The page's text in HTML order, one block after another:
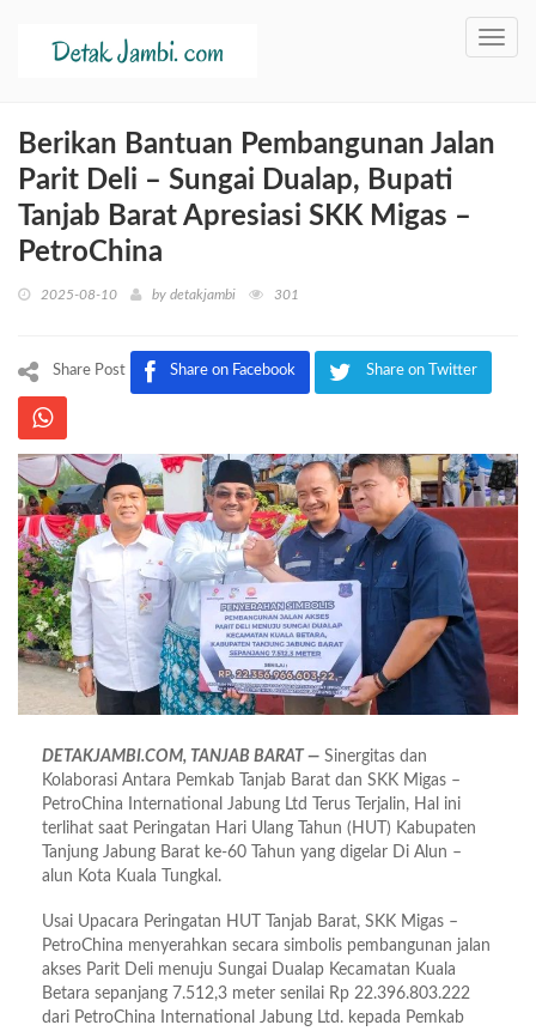
Berikan Bantuan Pembangunan Jalan
Parit Deli – Sungai Dualap, Bupati
Tanjab Barat Apresiasi SKK Migas –
PetroChina
2025-08-10 by detakjambi 301
Share Post Share on Facebook Share on Twitter
DETAKJAMBI.COM, TANJAB BARAT — Sinergitas dan
Kolaborasi Antara Pemkab Tanjab Barat dan SKK Migas –
PetroChina International Jabung Ltd Terus Terjalin, Hal ini
terlihat saat Peringatan Hari Ulang Tahun (HUT) Kabupaten
Tanjung Jabung Barat ke-60 Tahun yang digelar Di Alun –
alun Kota Kuala Tungkal.
Usai Upacara Peringatan HUT Tanjab Barat, SKK Migas –
PetroChina menyerahkan secara simbolis pembangunan jalan
akses Parit Deli menuju Sungai Dualap Kecamatan Kuala
Betara sepanjang 7.512,3 meter senilai Rp 22.396.803.222
dari PetroChina International Jabung Ltd. kepada Pemkab